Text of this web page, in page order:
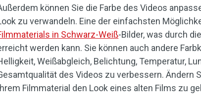
können Sie die Farbe des Videos
zu verwandeln. Eine der einfachsten
in Schwarz-Weiß-Bilder, was durch
werden kann. Sie können auch andere
Weißabgleich, Belichtung, Temperatur,
des Videos zu verbessern. Ändern
Filmmaterial den Look eines alten Films zu